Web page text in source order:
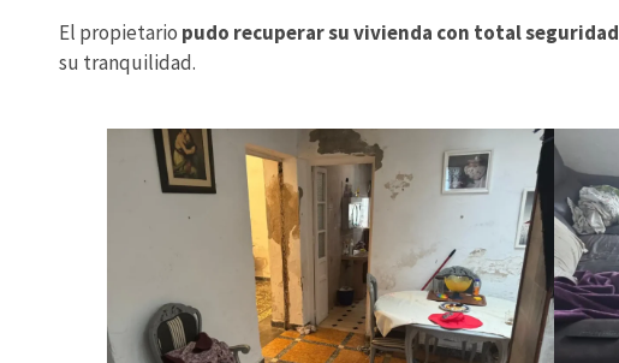
El propietario pudo recuperar su vivienda con total seguridad
su tranquilidad.